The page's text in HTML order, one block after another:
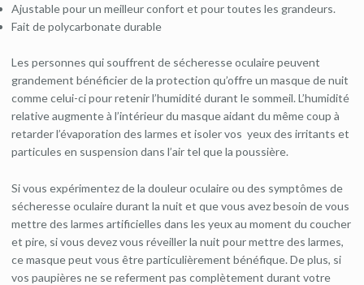
Ajustable pour un meilleur confort et pour toutes les grandeurs.
Fait de polycarbonate durable
Les personnes qui souffrent de sécheresse oculaire peuvent
grandement bénéficier de la protection qu’offre un masque de nuit
comme celui-ci pour retenir l’humidité durant le sommeil. L’humidité
relative augmente à l’intérieur du masque aidant du même coup à
retarder l’évaporation des larmes et isoler vos yeux des irritants et
particules en suspension dans l’air tel que la poussière.
Si vous expérimentez de la douleur oculaire ou des symptômes de
sécheresse oculaire durant la nuit et que vous avez besoin de vous
mettre des larmes artificielles dans les yeux au moment du coucher
et pire, si vous devez vous réveiller la nuit pour mettre des larmes,
ce masque peut vous être particulièrement bénéfique. De plus, si
vos paupières ne se referment pas complètement durant votre